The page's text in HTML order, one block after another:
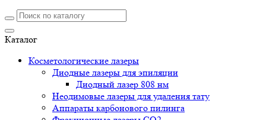
Каталог
Косметологические лазеры
Диодные лазеры для эпиляции
Диодный лазер 808 нм
Неодимовые лазеры для удаления тату
Аппараты карбонового пилинга